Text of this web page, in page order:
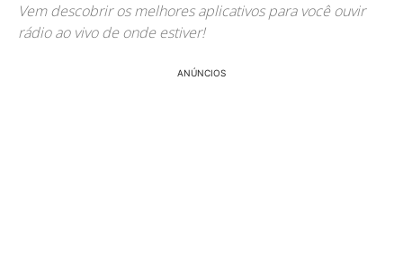
Vem descobrir os melhores aplicativos para você ouvir
rádio ao vivo de onde estiver!
ANÚNCIOS